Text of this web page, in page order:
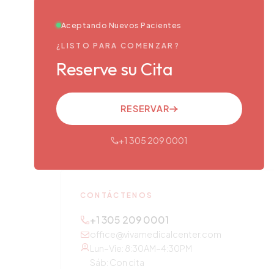
Aceptando Nuevos Pacientes
¿LISTO PARA COMENZAR?
Reserve su Cita
RESERVAR
+1 305 209 0001
CONTÁCTENOS
+1 305 209 0001
office@vivamedicalcenter.com
Lun–Vie: 8:30AM–4:30PM
Sáb: Con cita